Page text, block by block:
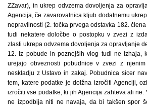
ZZavar), in ukrep odvzema dovoljenja za
Agencija, če zavarovalnica kljub dodatnemu
nepravilnosti (2. točka prvega odstavka 182.
tudi nekatere določbe o postopku v zvezi z
zlasti ukrepa odvzema dovoljenja za opravljanje
12. Iz pobude in poznejših vlog tudi ne izhaja,
urejajo obveznosti pobudnice v zvezi z
neskladju z Ustavo in zakaj. Pobudnica sicer
tem, katere podatke je dolžna izročiti Agenciji,
izročiti vse podatke, ki jih Agencija zahteva ali ne.
ne izpodbija niti ne navaja, da bi takšen spor